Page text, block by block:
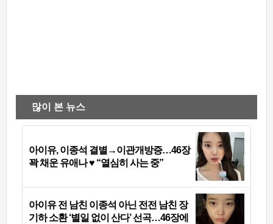
많이 본 뉴스
아이유, 이종석 결별→이관개방증…46장
꽉 채운 유애나 ♥ “열심히 사는 중”
아이유 전 남친 이종석 아닌 전전 남친 장
기하 소환 ‘별일 없이 산다’ 선곡…46장에